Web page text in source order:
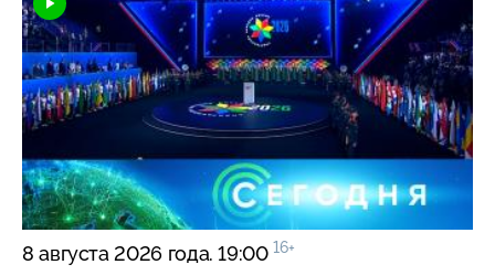
8 августа 2026 года. 19:00 16+